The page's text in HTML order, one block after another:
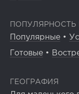
ПОПУЛЯРНОСТЬ
Популярные •
Готовые •
ГЕОГРАФИЯ